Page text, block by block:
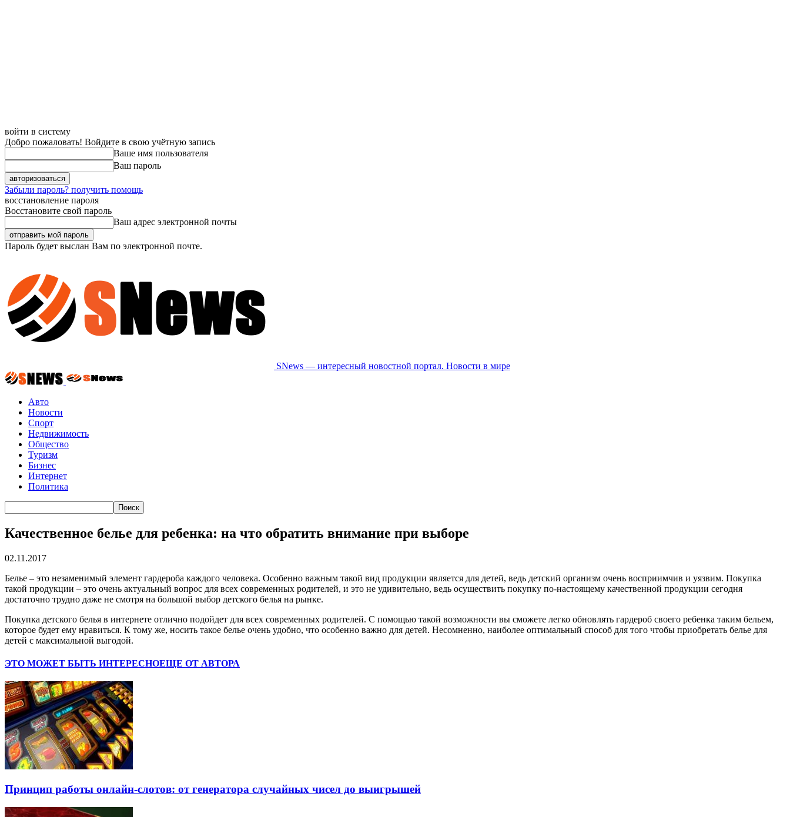
войти в систему
Добро пожаловать! Войдите в свою учётную запись
Ваше имя пользователя
Ваш пароль
Забыли пароль? получить помощь
восстановление пароля
Восстановите свой пароль
Ваш адрес электронной почты
Пароль будет выслан Вам по электронной почте.
SNews — интересный новостной портал. Новости в мире
Авто
Новости
Спорт
Недвижимость
Общество
Туризм
Бизнес
Интернет
Политика
Качественное белье для ребенка: на что обратить внимание при выборе
02.11.2017
Белье – это незаменимый элемент гардероба каждого человека. Особенно важным такой вид продукции является для детей, ведь детский организм очень восприимчив и уязвим. Покупка
такой продукции – это очень актуальный вопрос для всех современных родителей, и это не удивительно, ведь осуществить покупку по-настоящему качественной продукции сегодня
достаточно трудно даже не смотря на большой выбор детского белья на рынке.
Покупка детского белья в интернете отлично подойдет для всех современных родителей. С помощью такой возможности вы сможете легко обновлять гардероб своего ребенка таким бельем,
которое будет ему нравиться. К тому же, носить такое белье очень удобно, что особенно важно для детей. Несомненно, наиболее оптимальный способ для того чтобы приобретать белье для
детей с максимальной выгодой.
ЭТО МОЖЕТ БЫТЬ ИНТЕРЕСНОЕЩЕ ОТ АВТОРА
Принцип работы онлайн-слотов: от генератора случайных чисел до выигрышей